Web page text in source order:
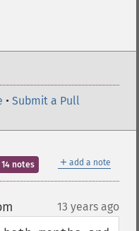
• Submit a Pull
＋ add a note
14 notes
13 years ago